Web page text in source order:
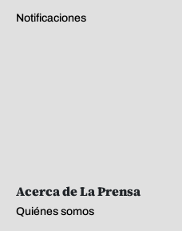
Notificaciones
Acerca de La Prensa
Quiénes somos